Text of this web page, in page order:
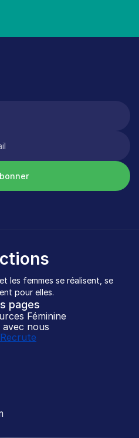
les femmes se réalisent, se
pour elles.
pages
Féminine
nous